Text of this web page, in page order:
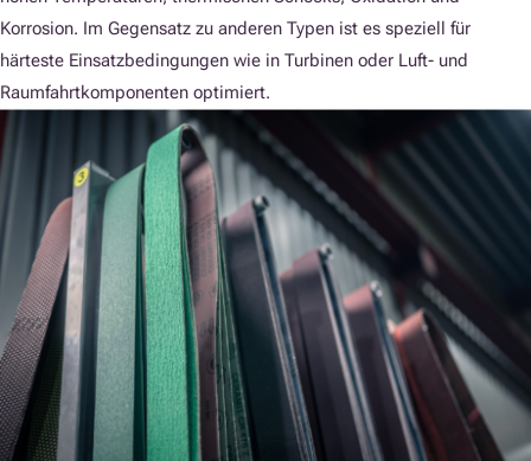
Korrosion. Im Gegensatz zu anderen Typen ist es speziell für
härteste Einsatzbedingungen wie in Turbinen oder Luft- und
Raumfahrtkomponenten optimiert.